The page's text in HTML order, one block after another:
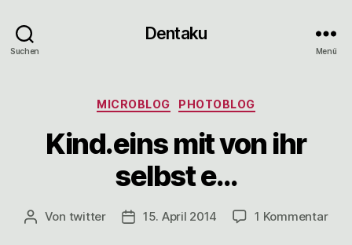
Suchen
Dentaku
Menü
Kategorien
MICROBLOG PHOTOBLOG
Kind.eins mit von ihr
selbst e…
Beitragsautor
Von twitter Veröffentlichungsdatum
15. April 2014 1 Kommentarzu